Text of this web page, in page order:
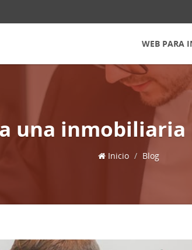
WEB PARA
una
Inicio Blog